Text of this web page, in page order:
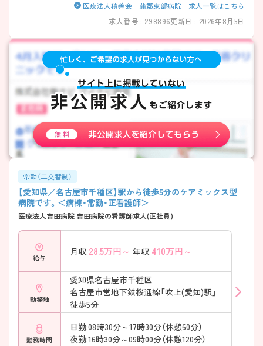
医療法人積善会 蒲郡東部病院 求人一覧はこちら
求人番号 : 298896更新日 : 2026年8月5日
常勤（二交替制）
【愛知県／名古屋市千種区】駅から徒歩5分のケアミックス型
病院です。＜病棟・常勤・正看護師＞
医療法人吉田病院 吉田病院の看護師求人(正社員)
給与
月収 28.5万円～ 年収 410万円～
勤務地
愛知県名古屋市千種区
名古屋市営地下鉄桜通線「吹上(愛知)駅」
徒歩5分
勤務時間
日勤:08時30分～17時30分（休憩60分）
夜勤:16時30分～09時00分（休憩120分）